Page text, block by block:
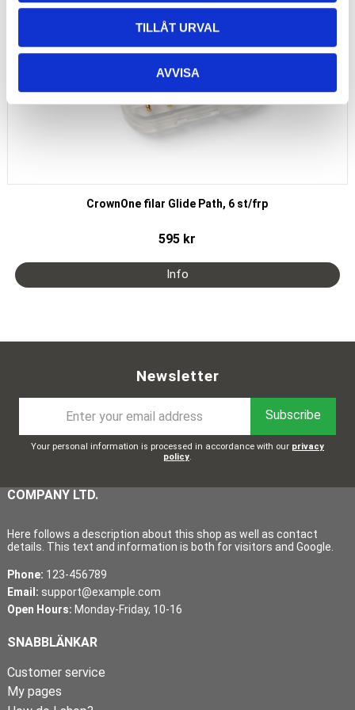
TILLÅT URVAL
AVVISA
CrownOne filar Glide Path, 6 st/frp
595 kr
Newsletter
Subscribe
Your personal information is processed in accordance with our privacy
policy.
COMPANY LTD.
Here follows a description about this shop as well as contact
details. This text and information is both for visitors and Google.
Phone: 123-456789
Email: support@example.com
Open Hours: Monday-Friday, 10-16
SNABBLÄNKAR
Customer service
My pages